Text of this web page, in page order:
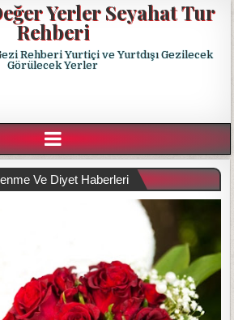
Yerler Seyahat Tur
Rehberi
Rehberi Yurtiçi ve Yurtdışı Gezilecek
Görülecek Yerler
Ve Diyet Haberleri